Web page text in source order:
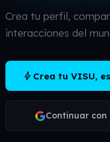
Crea tu perfil,
interacciones del
bolt Crea tu VISU,
Continuar con